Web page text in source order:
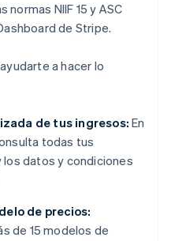
NIIF 15 y ASC
de Stripe.
a hacer lo
de tus ingresos: En
todas tus
datos y condiciones
de precios:
de 15 modelos de